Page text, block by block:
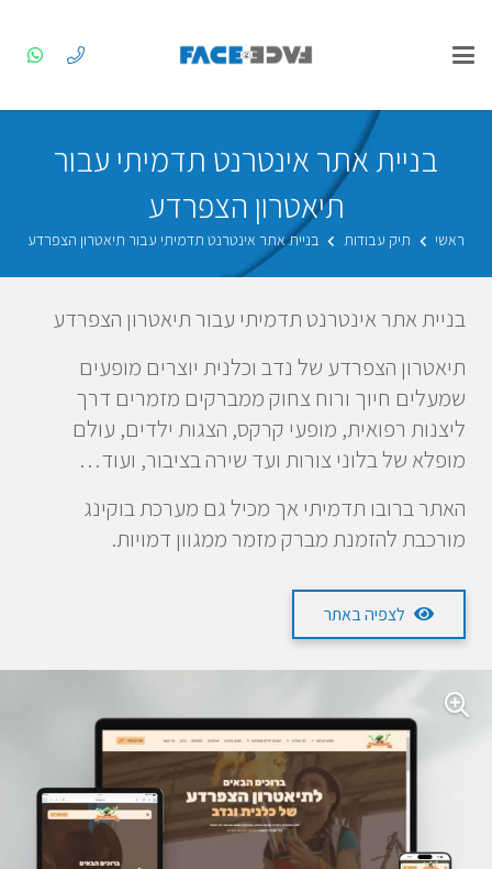
בניית אתר אינטרנט תדמיתי עבור
תיאטרון הצפרדע
ראשי תיק עבודות בניית אתר אינטרנט תדמיתי עבור תיאטרון הצפרדע
בניית אתר אינטרנט תדמיתי עבור תיאטרון הצפרדע
תיאטרון הצפרדע של נדב וכלנית יוצרים מופעים
שמעלים חיוך ורוח צחוק ממברקים מזמרים דרך
ליצנות רפואית, מופעי קרקס, הצגות ילדים, עולם
מופלא של בלוני צורות ועד שירה בציבור, ועוד…
האתר ברובו תדמיתי אך מכיל גם מערכת בוקינג
מורכבת להזמנת מברק מזמר ממגוון דמויות.
לצפיה באתר